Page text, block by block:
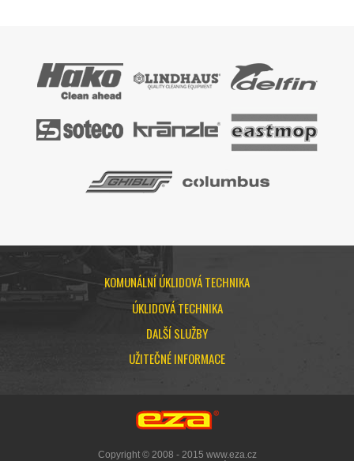
KOMUNÁLNÍ ÚKLIDOVÁ TECHNIKA
ÚKLIDOVÁ TECHNIKA
DALŠÍ SLUŽBY
UŽITEČNÉ INFORMACE
Copyright © 2008 - 2015 www.eza.cz